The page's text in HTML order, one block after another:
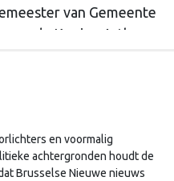
van Gemeente
de Koning Arthur
succesvol in hun
vooral omdat …
en voormalig
achtergronden houdt de
Brusselse Nieuwe nieuws